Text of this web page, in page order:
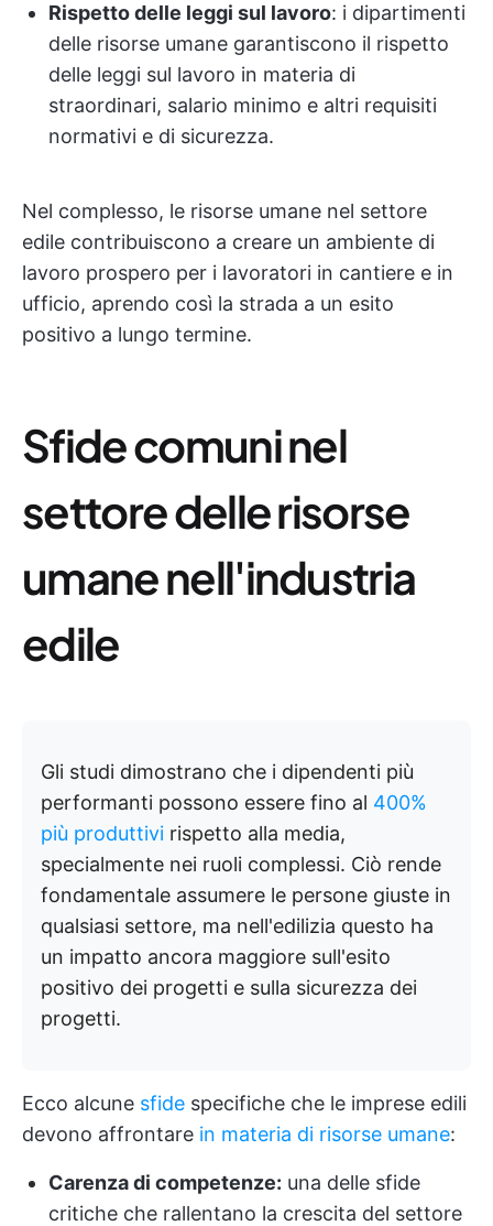
Rispetto delle leggi sul lavoro: i dipartimenti
delle risorse umane garantiscono il rispetto
delle leggi sul lavoro in materia di
straordinari, salario minimo e altri requisiti
normativi e di sicurezza.
Nel complesso, le risorse umane nel settore
edile contribuiscono a creare un ambiente di
lavoro prospero per i lavoratori in cantiere e in
ufficio, aprendo così la strada a un esito
positivo a lungo termine.
Sfide comuni nel
settore delle risorse
umane nell'industria
edile
Gli studi dimostrano che i dipendenti più
performanti possono essere fino al 400%
più produttivi rispetto alla media,
specialmente nei ruoli complessi. Ciò rende
fondamentale assumere le persone giuste in
qualsiasi settore, ma nell'edilizia questo ha
un impatto ancora maggiore sull'esito
positivo dei progetti e sulla sicurezza dei
progetti.
Ecco alcune sfide specifiche che le imprese edili
devono affrontare in materia di risorse umane:
Carenza di competenze: una delle sfide
critiche che rallentano la crescita del settore